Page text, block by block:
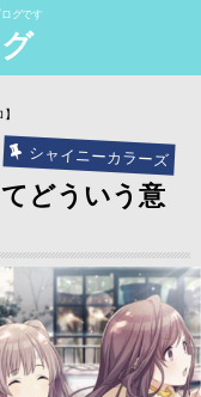
グです
シャイニーカラーズ
どういう意